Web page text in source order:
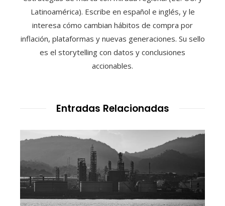
Latinoamérica). Escribe en español e inglés, y le
interesa cómo cambian hábitos de compra por
inflación, plataformas y nuevas generaciones. Su sello
es el storytelling con datos y conclusiones
accionables.
Entradas Relacionadas